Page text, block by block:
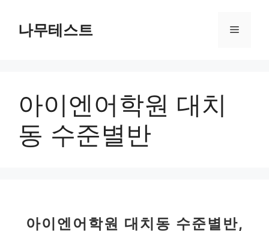
나무테스트 메
아이엔어학원 대치
동 수준별반
아이엔어학원 대치동 수준별반,